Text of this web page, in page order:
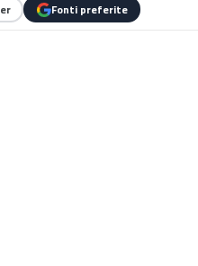
Fonti preferite